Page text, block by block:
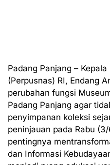
Padang Panjang –
(Perpusnas) RI, Endang
perubahan fungsi
Padang Panjang agar
penyimpanan koleksi
peninjauan pada Rabu
pentingnya
dan Informasi